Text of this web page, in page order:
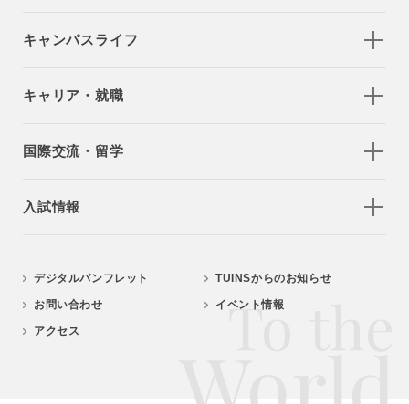
キャンパスライフ
キャリア・就職
国際交流・留学
入試情報
デジタルパンフレット
お問い合わせ
アクセス
TUINSからのお知らせ
イベント情報
To the